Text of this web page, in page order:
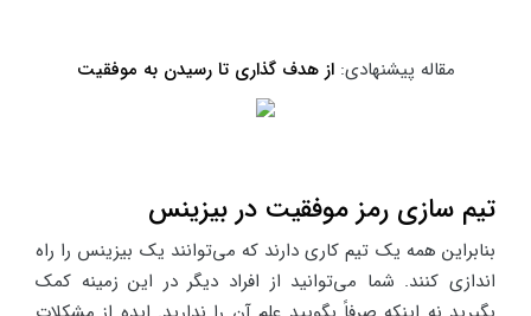
مقاله پیشنهادی:از هدف گذاری تا رسیدن به موفقیت
تیم سازی رمز موفقیت در بیزینس
بنابراین همه یک تیم کاری دارند که می‌توانند یک بیزینس را راه
اندازی کنند. شما می‌توانید از افراد دیگر در این زمینه کمک